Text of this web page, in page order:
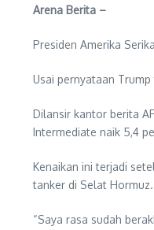
Arena Berita –
Presiden Amerika
Usai pernyataan
Dilansir kantor berita
Intermediate naik 5,4
Kenaikan ini terjadi
tanker di Selat
“Saya rasa sudah